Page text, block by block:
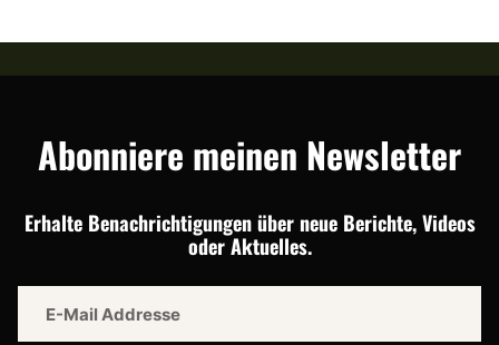
Abonniere meinen Newsletter
Erhalte Benachrichtigungen über neue Berichte, Videos
oder Aktuelles.